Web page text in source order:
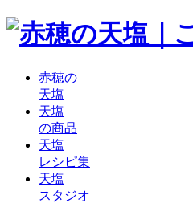
赤穂の
天塩
天塩
の商品
天塩
レシピ集
天塩
スタジオ